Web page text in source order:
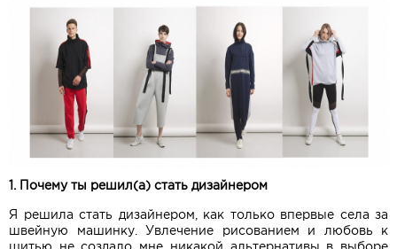
1. Почему ты решил(а) стать дизайнером
Я решила стать дизайнером, как только впервые села за
швейную машинку. Увлечение рисованием и любовь к